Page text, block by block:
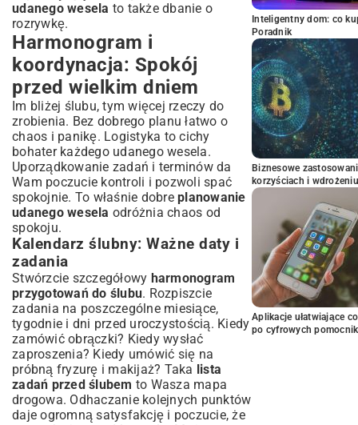
udanego wesela to także dbanie o
rozrywkę.
Harmonogram i
koordynacja: Spokój
przed wielkim dniem
Im bliżej ślubu, tym więcej rzeczy do
zrobienia. Bez dobrego planu łatwo o
chaos i panikę. Logistyka to cichy
bohater każdego udanego wesela.
Uporządkowanie zadań i terminów da
Wam poczucie kontroli i pozwoli spać
spokojnie. To właśnie dobre planowanie
udanego wesela odróżnia chaos od
spokoju.
Kalendarz ślubny: Ważne daty i
zadania
Stwórzcie szczegółowy harmonogram
przygotowań do ślubu. Rozpiszcie
zadania na poszczególne miesiące,
tygodnie i dni przed uroczystością. Kiedy
zamówić obrączki? Kiedy wysłać
zaproszenia? Kiedy umówić się na
próbną fryzurę i makijaż? Taka lista
zadań przed ślubem to Wasza mapa
drogowa. Odhaczanie kolejnych punktów
daje ogromną satysfakcję i poczucie, że
Inteligentny dom: co
Poradnik
Biznesowe
korzyściach i wdrożeniu
Aplikacje ułatwiające
po cyfrowych